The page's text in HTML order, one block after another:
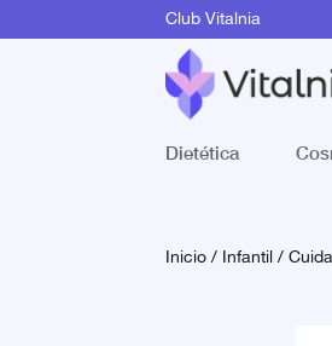
Club Vitalnia
Dietética
Inicio/ Infantil/